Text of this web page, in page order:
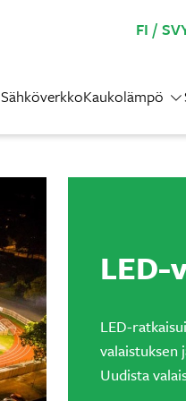
FI SV
SähköverkkoKaukolämpö
LED-
LED-
valaistuksen
Uudista